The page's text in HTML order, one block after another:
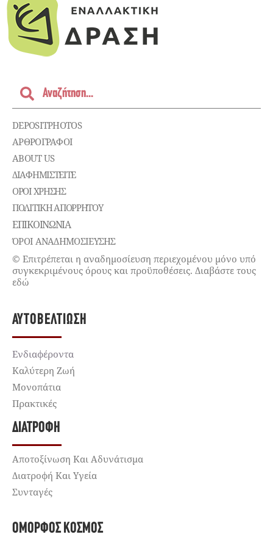
DEPOSITPHOTOS
ΑΡΘΡΟΓΡΑΦΟΙ
ABOUT US
ΔΙΑΦΗΜΙΣΤΕΊΤΕ
ΌΡΟΙ ΧΡΉΣΗΣ
ΠΟΛΙΤΙΚΉ ΑΠΟΡΡΉΤΟΥ
ΕΠΙΚΟΙΝΩΝΊΑ
ΌΡΟΙ ΑΝΑΔΗΜΟΣΙΕΥΣΗΣ
© Επιτρέπεται η αναδημοσίευση περιεχομένου μόνο υπό
συγκεκριμένους όρους και προϋποθέσεις. Διαβάστε τους
εδώ
ΑΥΤΟΒΕΛΤΊΩΣΗ
Ενδιαφέροντα
Καλύτερη Ζωή
Μονοπάτια
Πρακτικές
ΔΙΑΤΡΟΦΉ
Αποτοξίνωση Και Αδυνάτισμα
Διατροφή Και Υγεία
Συνταγές
ΌΜΟΡΦΟΣ ΚΌΣΜΟΣ